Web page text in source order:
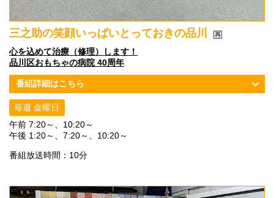
三之助の笑顔いっぱいとっておきの品川
心を込めて治療（修理）します！
品川区おもちゃの病院 40周年
番組詳細はこちら
毎週 金曜日
午前 7:20～、10:20～
午後 1:20～、7:20～、10:20～
番組放送時間：10分